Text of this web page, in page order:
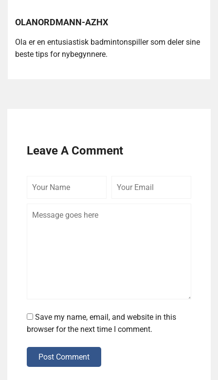
OLANORDMANN-AZHX
Ola er en entusiastisk badmintonspiller som deler sine
beste tips for nybegynnere.
Leave A Comment
Save my name, email, and website in this
browser for the next time I comment.
Post Comment